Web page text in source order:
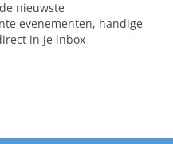
nieuwste
evenementen, handige
in je inbox